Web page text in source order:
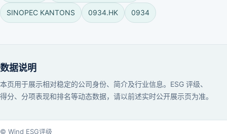
SINOPEC KANTONS 0934.HK 0934
数据说明
本页用于展示相对稳定的公司身份、简介及行业信息。ESG 评级、
得分、分项表现和排名等动态数据，请以前述实时公开展示页为准。
© Wind ESG评级